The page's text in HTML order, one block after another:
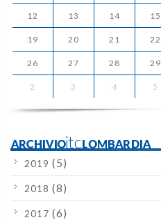
12 13 14 15
19 20 21 22
26 27 28 29
2 3 4 5
ARCHIVIOitcLOMBARDIA
2019 (5)
2018 (8)
2017 (6)